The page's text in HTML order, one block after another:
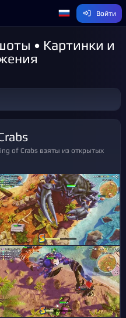
Войти
• Картинки и